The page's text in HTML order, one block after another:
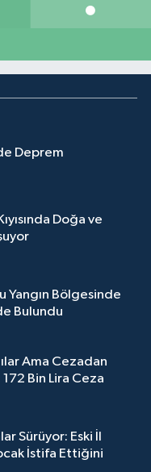
Deprem
Doğa ve
Yangın Bölgesinde
Bulundu
Ama Cezadan
Bin Lira Ceza
Sürüyor: Eski İl
İstifa Ettiğini